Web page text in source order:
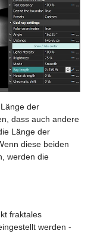
der
dass auch andere
Länge der
diese beiden
werden die
fraktales
werden -